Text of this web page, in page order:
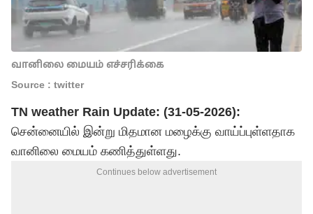
வானிலை மையம் எச்சரிக்கை
Source : twitter
TN weather Rain Update: (31-05-2026):
சென்னையில் இன்று மிதமான மழைக்கு வாய்ப்புள்ளதாக
வானிலை மையம் கணித்துள்ளது.
Continues below advertisement